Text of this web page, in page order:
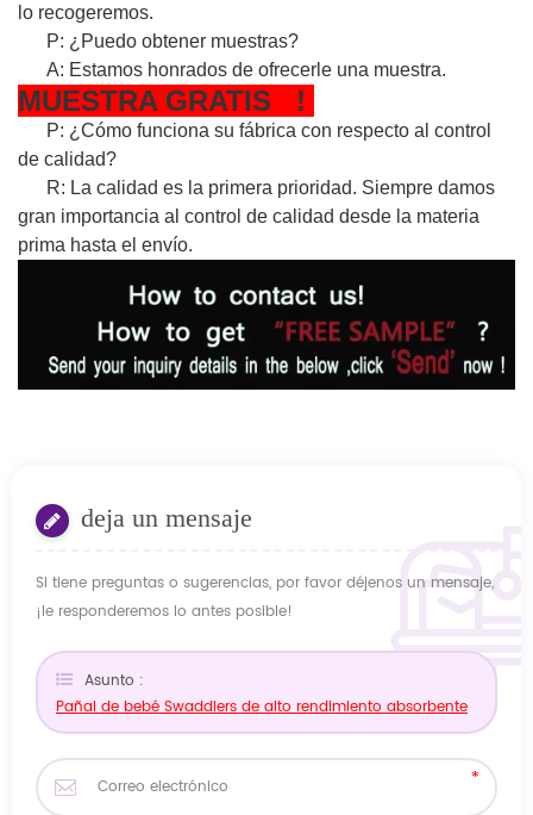
lo recogeremos.
P: ¿Puedo obtener muestras?
A: Estamos honrados de ofrecerle una muestra.
MUESTRA GRATIS !
P: ¿Cómo funciona su fábrica con respecto al control
de calidad?
R: La calidad es la primera prioridad. Siempre damos
gran importancia al control de calidad desde la materia
prima hasta el envío.
deja un mensaje
Si tiene preguntas o sugerencias, por favor déjenos un mensaje,
¡le responderemos lo antes posible!
Asunto :
Pañal de bebé Swaddlers de alto rendimiento absorbente